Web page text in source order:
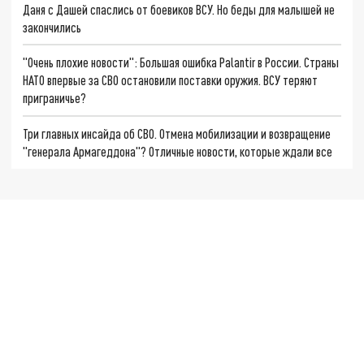
Даня с Дашей спаслись от боевиков ВСУ. Но беды для малышей не
закончились
"Очень плохие новости": Большая ошибка Palantir в России. Страны
НАТО впервые за СВО остановили поставки оружия. ВСУ теряют
приграничье?
Три главных инсайда об СВО. Отмена мобилизации и возвращение
"генерала Армагеддона"? Отличные новости, которые ждали все